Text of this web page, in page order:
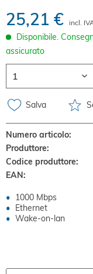
25,21 € incl.
Disponibile.
assicurato
Salva
Numero articolo:
Produttore:
Codice produttore:
EAN:
1000 Mbps
Ethernet
Wake-on-lan